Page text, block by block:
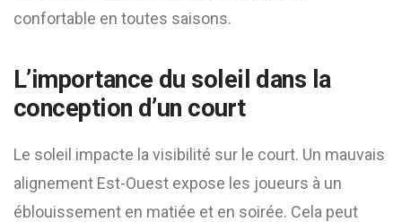
confortable en toutes saisons.
L’importance du soleil dans la
conception d’un court
Le soleil impacte la visibilité sur le court. Un mauvais
alignement Est-Ouest expose les joueurs à un
éblouissement en matiée et en soirée. Cela peut